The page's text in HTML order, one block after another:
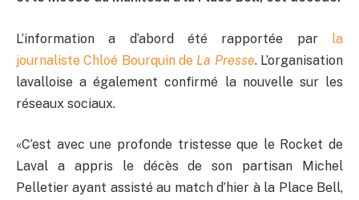
L’information a d’abord été rapportée par la
journaliste Chloé Bourquin de La Presse. L’organisation
lavalloise a également confirmé la nouvelle sur les
réseaux sociaux.
«C’est avec une profonde tristesse que le Rocket de
Laval a appris le décès de son partisan Michel
Pelletier ayant assisté au match d’hier à la Place Bell,